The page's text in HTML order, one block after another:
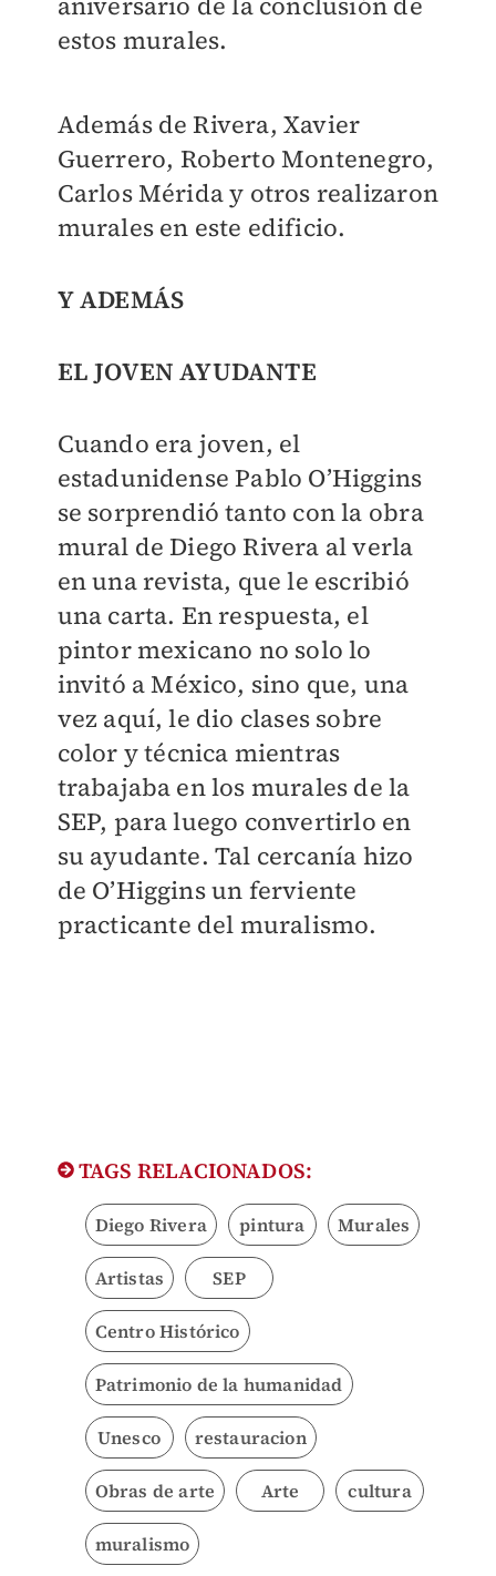
estos murales.
Además de Rivera, Xavier
Guerrero, Roberto Montenegro,
Carlos Mérida y otros realizaron
murales en este edificio.
Y ADEMÁS
EL JOVEN AYUDANTE
Cuando era joven, el
estadunidense Pablo O’Higgins
se sorprendió tanto con la obra
mural de Diego Rivera al verla
en una revista, que le escribió
una carta. En respuesta, el
pintor mexicano no solo lo
invitó a México, sino que, una
vez aquí, le dio clases sobre
color y técnica mientras
trabajaba en los murales de la
SEP, para luego convertirlo en
su ayudante. Tal cercanía hizo
de O’Higgins un ferviente
practicante del muralismo.
TAGS RELACIONADOS:
Diego Rivera pintura Murales
Artistas SEP
Centro Histórico
Patrimonio de la humanidad
Unesco restauracion
Obras de arte Arte cultura
muralismo